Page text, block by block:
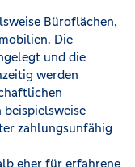
Büroflächen,
Die
und die
werden
zahlungsunfähig
eher für erfahrene